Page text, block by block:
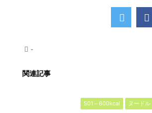
-
関連記事
501～600kcal ヌードル